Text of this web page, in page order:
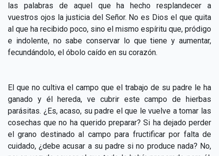
las palabras de aquel que ha hecho resplandecer a
vuestros ojos la justicia del Señor. No es Dios el que quita
al que ha recibido poco, sino el mismo espíritu que, pródigo
e indolente, no sabe conservar lo que tiene y aumentar,
fecundándolo, el óbolo caído en su corazón.
El que no cultiva el campo que el trabajo de su padre le ha
ganado y él hereda, ve cubrir este campo de hierbas
parásitas. ¿Es, acaso, su padre el que le vuelve a tomar las
cosechas que no ha querido preparar? Si ha dejado perder
el grano destinado al campo para fructificar por falta de
cuidado, ¿debe acusar a su padre si no produce nada? No,